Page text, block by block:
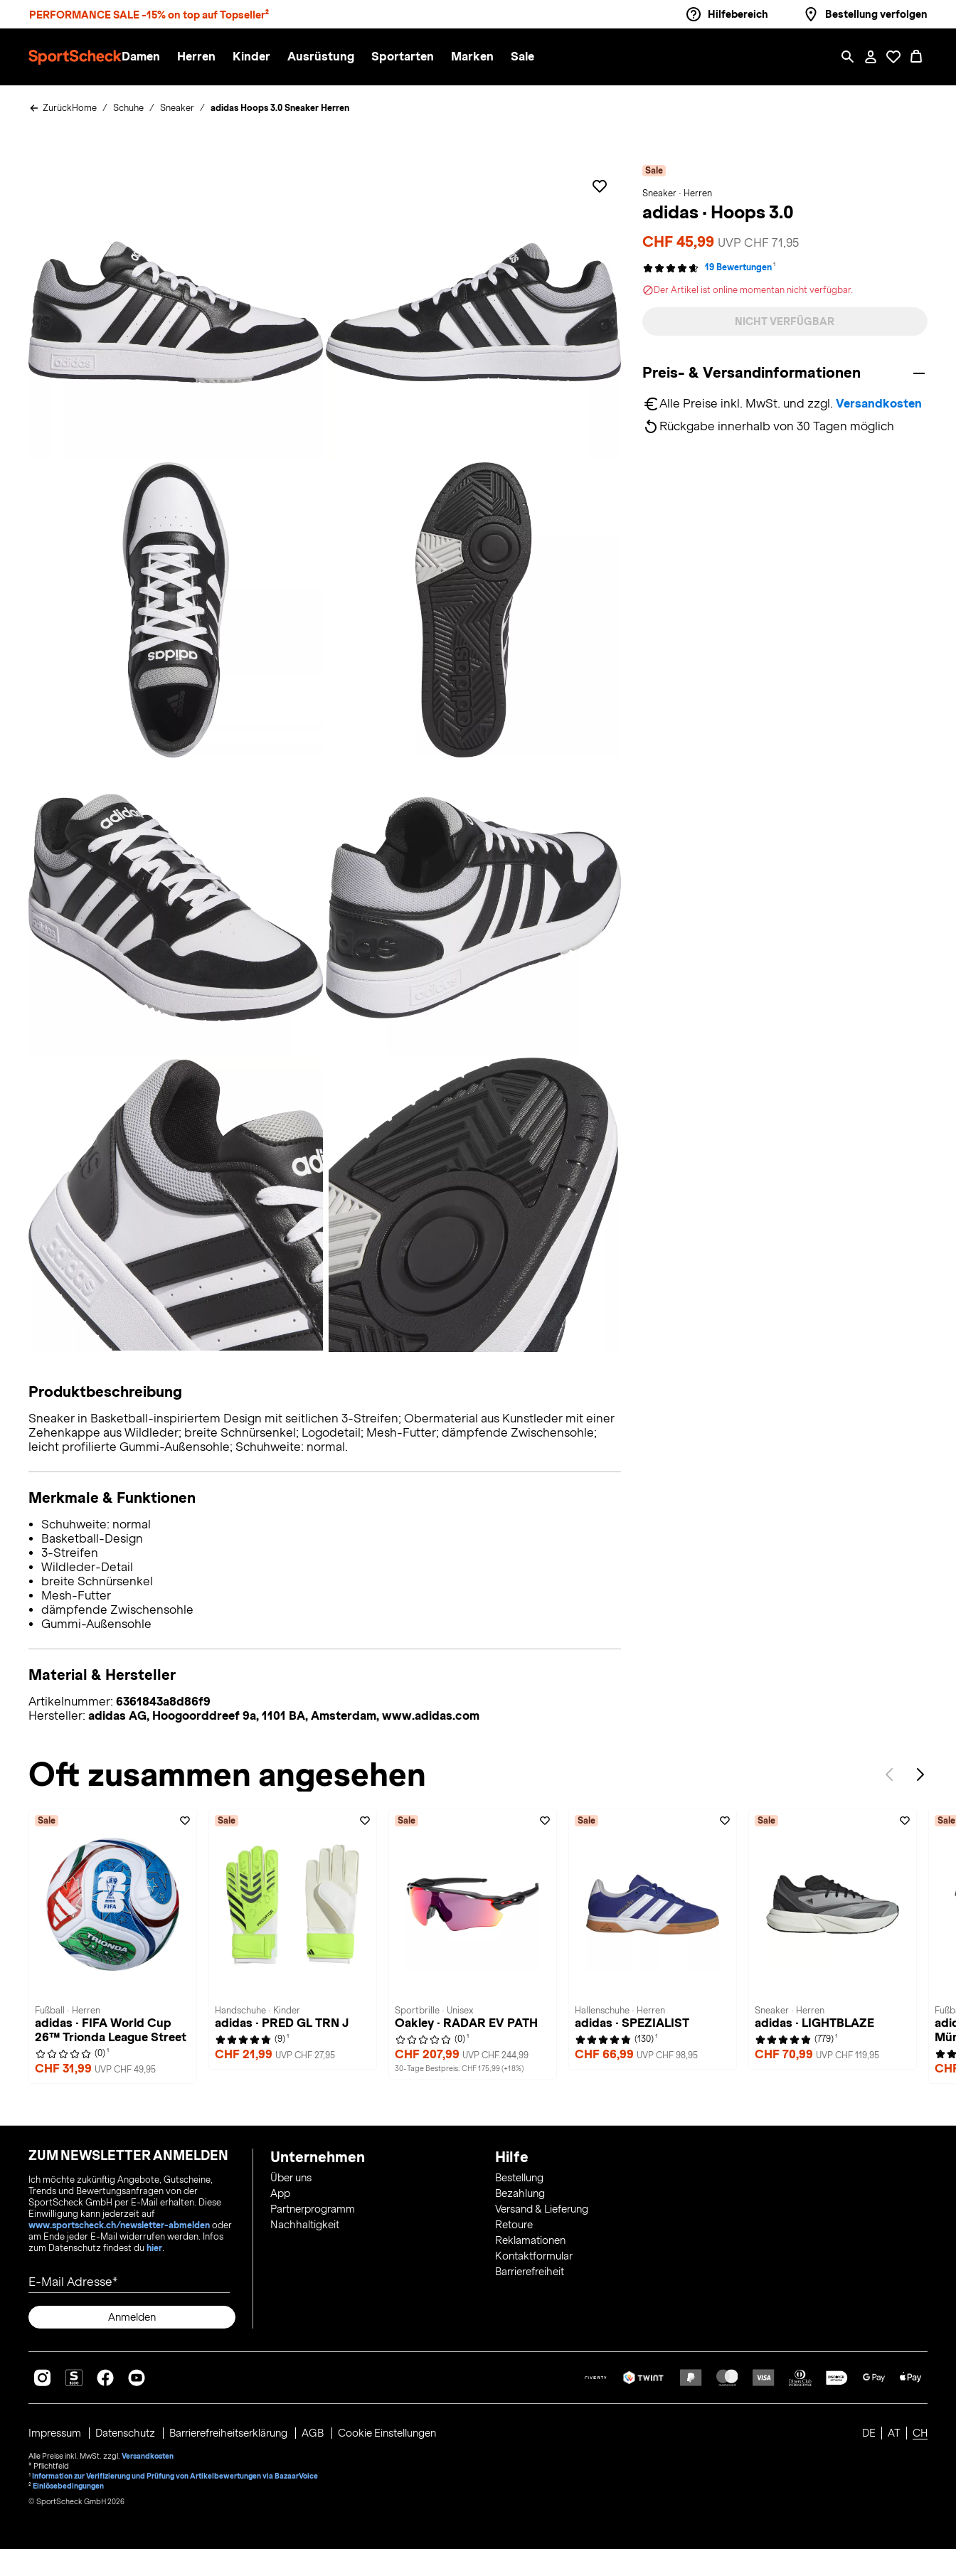
PERFORMANCE SALE -15% on top auf Topseller² Hilfebereich Bestellung verfolgen
Damen Herren Kinder Ausrüstung Sportarten Marken Sale
ZurückHome Schuhe Sneaker adidas Hoops 3.0 Sneaker Herren
Sale
Sneaker · Herren
adidas · Hoops 3.0
CHF 45,99 UVP CHF 71,95
19 Bewertungen 1
Der Artikel ist online momentan nicht verfügbar.
NICHT VERFÜGBAR
Preis- & Versandinformationen
Alle Preise inkl. MwSt. und zzgl. Versandkosten
Rückgabe innerhalb von 30 Tagen möglich
Produktbeschreibung
Sneaker in Basketball-inspiriertem Design mit seitlichen 3-Streifen; Obermaterial aus Kunstleder mit einer
Zehenkappe aus Wildleder; breite Schnürsenkel; Logodetail; Mesh-Futter; dämpfende Zwischensohle;
leicht profilierte Gummi-Außensohle; Schuhweite: normal.
Merkmale & Funktionen
Schuhweite: normal
Basketball-Design
3-Streifen
Wildleder-Detail
breite Schnürsenkel
Mesh-Futter
dämpfende Zwischensohle
Gummi-Außensohle
Material & Hersteller
Artikelnummer: 6361843a8d86f9
Hersteller: adidas AG, Hoogoorddreef 9a, 1101 BA, Amsterdam, www.adidas.com
Oft zusammen angesehen
Sale
Fußball · Herren
adidas · FIFA World Cup
26™ Trionda League Street
(0) 1
CHF 31,99 UVP CHF 49,95
Sale
Handschuhe · Kinder
adidas · PRED GL TRN J
(9) 1
CHF 21,99 UVP CHF 27,95
Sale
Sportbrille · Unisex
Oakley · RADAR EV PATH
(0) 1
CHF 207,99 UVP CHF 244,99
30-Tage Bestpreis: CHF 175,99 (+18%)
Sale
Hallenschuhe · Herren
adidas · SPEZIALIST
(130) 1
CHF 66,99 UVP CHF 98,95
Sale
Sneaker · Herren
adidas · LIGHTBLAZE
(779) 1
CHF 70,99 UVP CHF 119,95
Sale
ZUM NEWSLETTER ANMELDEN
Ich möchte zukünftig Angebote, Gutscheine,
Trends und Bewertungsanfragen von der
SportScheck GmbH per E-Mail erhalten. Diese
Einwilligung kann jederzeit auf
www.sportscheck.ch/newsletter-abmelden oder
am Ende jeder E-Mail widerrufen werden. Infos
zum Datenschutz findest du hier.
E-Mail Adresse
Anmelden
Unternehmen
Über uns
App
Partnerprogramm
Nachhaltigkeit
Hilfe
Bestellung
Bezahlung
Versand & Lieferung
Retoure
Reklamationen
Kontaktformular
Barrierefreiheit
DE AT CH
Impressum Datenschutz Barrierefreiheitserklärung AGB Cookie Einstellungen
Alle Preise inkl. MwSt. zzgl. Versandkosten
* Pflichtfeld
1 Information zur Verifizierung und Prüfung von Artikelbewertungen via BazaarVoice
² Einlösebedingungen
© SportScheck GmbH 2026